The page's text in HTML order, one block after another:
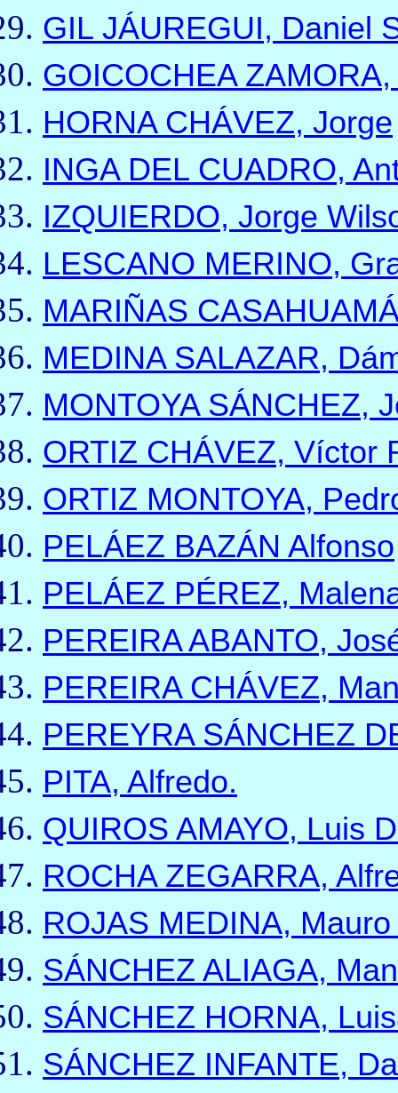
GIL JÁUREGUI, Daniel
GOICOCHEA
HORNA CHÁVEZ, Jorge
INGA DEL CUADRO,
IZQUIERDO, Jorge
LESCANO MERINO,
MARIÑAS
MEDINA SALAZAR,
MONTOYA SÁNCHEZ,
ORTIZ CHÁVEZ, Víctor
ORTIZ MONTOYA,
PELÁEZ BAZÁN Alfonso
PELÁEZ PÉREZ,
PEREIRA ABANTO,
PEREIRA CHÁVEZ,
PEREYRA SÁNCHEZ
PITA, Alfredo.
QUIROS AMAYO, Luis
ROCHA ZEGARRA,
ROJAS MEDINA,
SÁNCHEZ ALIAGA,
SÁNCHEZ HORNA,
SÁNCHEZ INFANTE,